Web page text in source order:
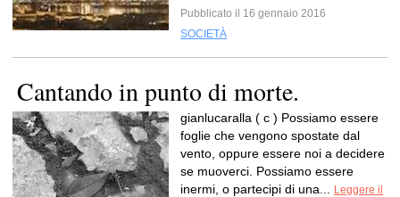
Pubblicato il 16 gennaio 2016
SOCIETÀ
Cantando in punto di morte.
gianlucaralla ( c ) Possiamo essere
foglie che vengono spostate dal
vento, oppure essere noi a decidere
se muoverci. Possiamo essere
inermi, o partecipi di una...
Leggere il